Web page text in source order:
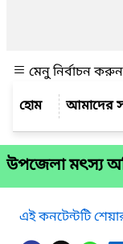
মেনু নির্বাচন করুন
আমাদের
উপজেলা মৎস্য
এই কনটেন্টটি